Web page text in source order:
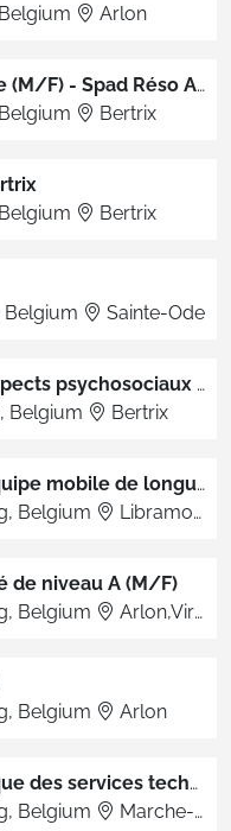
Arlon
Assistant Social, Psychologue (M/F) - Spad Réso Ainé
Bertrix
Bertrix
Sainte-Ode
Conseiller en prévention - aspects psychosociaux (M/F)
Belgium Bertrix
Intervenant Social (M/F) - Equipe mobile de longue durée
Belgium Libramont
de niveau A (M/F)
Belgium Arlon,Virton,Libramont,Bertrix,Bastogne,Marche
Belgium Arlon
Adjoint à la Direction Technique des services techniques (m/f)
Belgium Marche-en-Famenne